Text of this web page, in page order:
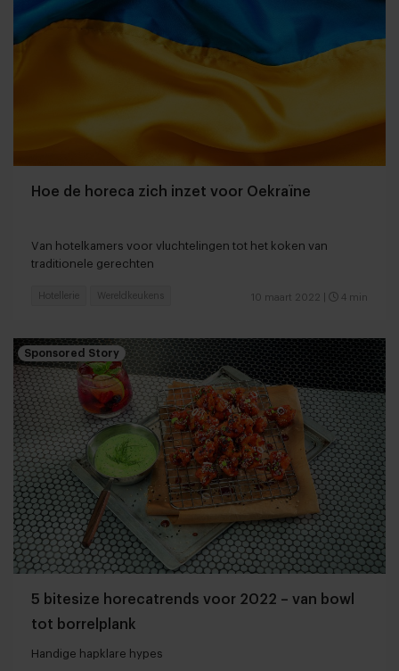
Hoe de horeca zich inzet voor Oekraïne
Van hotelkamers voor vluchtelingen tot het koken van
traditionele gerechten
10 maart 2022 4 min
Hotellerie Wereldkeukens
Sponsored Story
5 bitesize horecatrends voor 2022 – van bowl
tot borrelplank
Handige hapklare hypes